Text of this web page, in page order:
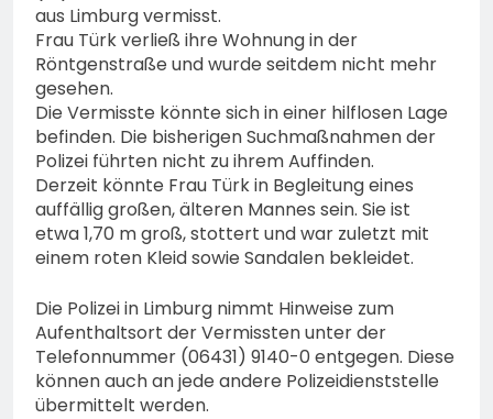
74-jähriger Claus-Peter
H. weiterhin vermisst –
Erneute Veröffentlichung
eines Fotos
6. August 2026
aus Limburg vermisst.
Frau Türk verließ ihre Wohnung in der
Röntgenstraße und wurde seitdem nicht mehr
gesehen.
Die Vermisste könnte sich in einer hilflosen Lage
befinden. Die bisherigen Suchmaßnahmen der
Polizei führten nicht zu ihrem Auffinden.
Derzeit könnte Frau Türk in Begleitung eines
auffällig großen, älteren Mannes sein. Sie ist
etwa 1,70 m groß, stottert und war zuletzt mit
einem roten Kleid sowie Sandalen bekleidet.
Die Polizei in Limburg nimmt Hinweise zum
Aufenthaltsort der Vermissten unter der
Telefonnummer (06431) 9140-0 entgegen. Diese
können auch an jede andere Polizeidienststelle
übermittelt werden.